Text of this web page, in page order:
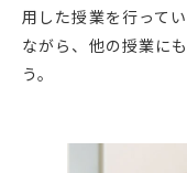
用した授業を行って
ながら、他の授業に
う。